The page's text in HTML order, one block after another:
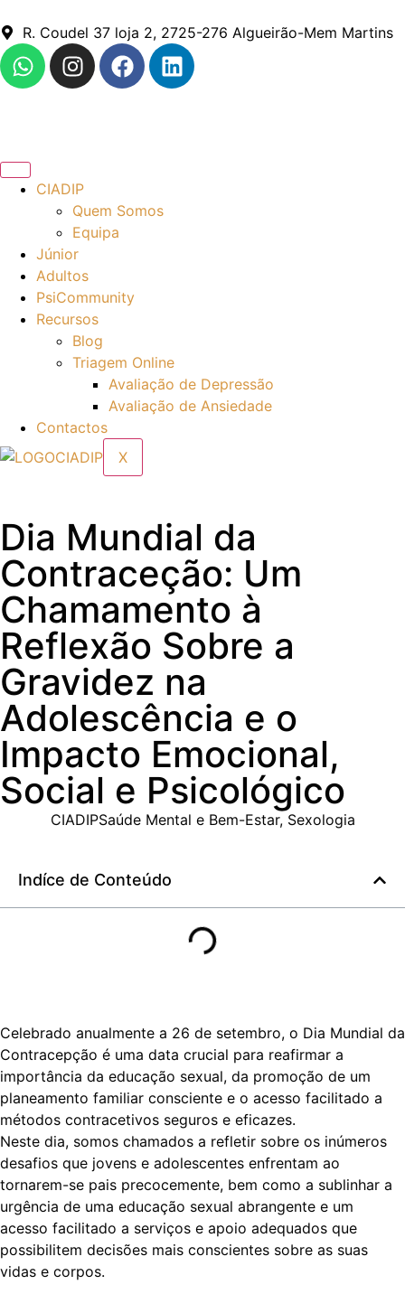
R. Coudel 37 loja 2, 2725-276 Algueirão-Mem Martins
CIADIP
Quem Somos
Equipa
Júnior
Adultos
PsiCommunity
Recursos
Blog
Triagem Online
Avaliação de Depressão
Avaliação de Ansiedade
Contactos
X
Dia Mundial da
Contraceção: Um
Chamamento à
Reflexão Sobre a
Gravidez na
Adolescência e o
Impacto Emocional,
Social e Psicológico
CIADIPSaúde Mental e Bem-Estar, Sexologia
Indíce de Conteúdo
Celebrado anualmente a 26 de setembro, o Dia Mundial da
Contracepção é uma data crucial para reafirmar a
importância da educação sexual, da promoção de um
planeamento familiar consciente e o acesso facilitado a
métodos contracetivos seguros e eficazes.
Neste dia, somos chamados a refletir sobre os inúmeros
desafios que jovens e adolescentes enfrentam ao
tornarem-se pais precocemente, bem como a sublinhar a
urgência de uma educação sexual abrangente e um
acesso facilitado a serviços e apoio adequados que
possibilitem decisões mais conscientes sobre as suas
vidas e corpos.